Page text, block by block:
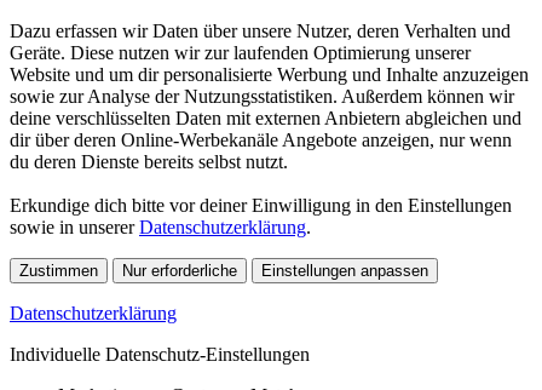
Dazu erfassen wir Daten über unsere Nutzer, deren Verhalten und
Geräte. Diese nutzen wir zur laufenden Optimierung unserer
Website und um dir personalisierte Werbung und Inhalte anzuzeigen
sowie zur Analyse der Nutzungsstatistiken. Außerdem können wir
deine verschlüsselten Daten mit externen Anbietern abgleichen und
dir über deren Online-Werbekanäle Angebote anzeigen, nur wenn
du deren Dienste bereits selbst nutzt.
Erkundige dich bitte vor deiner Einwilligung in den Einstellungen
sowie in unsererDatenschutzerklärung.
Zustimmen Nur erforderliche Einstellungen anpassen
Datenschutzerklärung
Individuelle Datenschutz-Einstellungen